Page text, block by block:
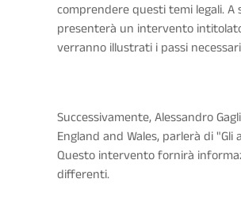
comprendere questi temi legali. A
presenterà un intervento
verranno illustrati i passi
Successivamente, Alessandro
England and Wales, parlerà di
Questo intervento fornirà
differenti.